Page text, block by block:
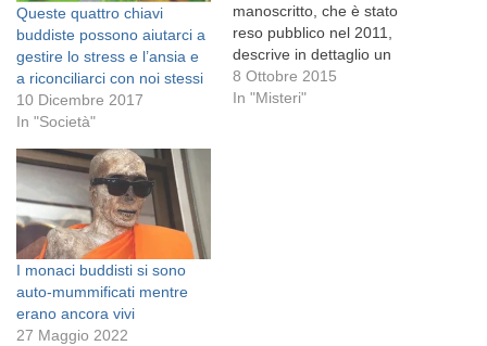
Queste quattro chiavi
buddiste possono aiutarci a
gestire lo stress e l’ansia e
a riconciliarci con noi stessi
10 Dicembre 2017
In "Società"
manoscritto, che è stato
reso pubblico nel 2011,
descrive in dettaglio un
evento misterioso che si è
verificato quasi cinquecento
8 Ottobre 2015
In "Misteri"
I monaci buddisti si sono
auto-mummificati mentre
erano ancora vivi
27 Maggio 2022